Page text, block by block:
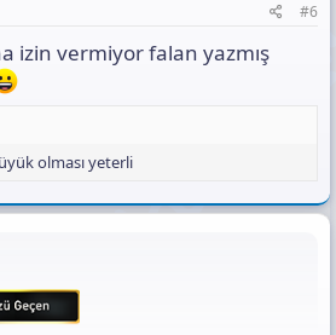
#6
izin vermiyor falan yazmış
olması yeterli